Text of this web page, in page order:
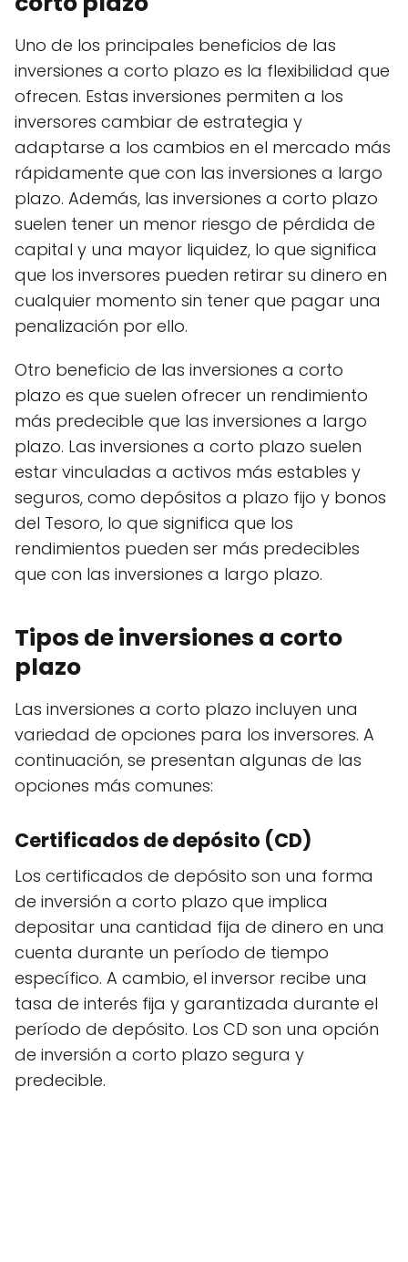
Uno de los principales beneficios de las
inversiones a corto plazo es la flexibilidad que
ofrecen. Estas inversiones permiten a los
inversores cambiar de estrategia y
adaptarse a los cambios en el mercado más
rápidamente que con las inversiones a largo
plazo. Además, las inversiones a corto plazo
suelen tener un menor riesgo de pérdida de
capital y una mayor liquidez, lo que significa
que los inversores pueden retirar su dinero en
cualquier momento sin tener que pagar una
penalización por ello.
Otro beneficio de las inversiones a corto
plazo es que suelen ofrecer un rendimiento
más predecible que las inversiones a largo
plazo. Las inversiones a corto plazo suelen
estar vinculadas a activos más estables y
seguros, como depósitos a plazo fijo y bonos
del Tesoro, lo que significa que los
rendimientos pueden ser más predecibles
que con las inversiones a largo plazo.
Tipos de inversiones a corto
plazo
Las inversiones a corto plazo incluyen una
variedad de opciones para los inversores. A
continuación, se presentan algunas de las
opciones más comunes:
Certificados de depósito (CD)
Los certificados de depósito son una forma
de inversión a corto plazo que implica
depositar una cantidad fija de dinero en una
cuenta durante un período de tiempo
específico. A cambio, el inversor recibe una
tasa de interés fija y garantizada durante el
período de depósito. Los CD son una opción
de inversión a corto plazo segura y
predecible.